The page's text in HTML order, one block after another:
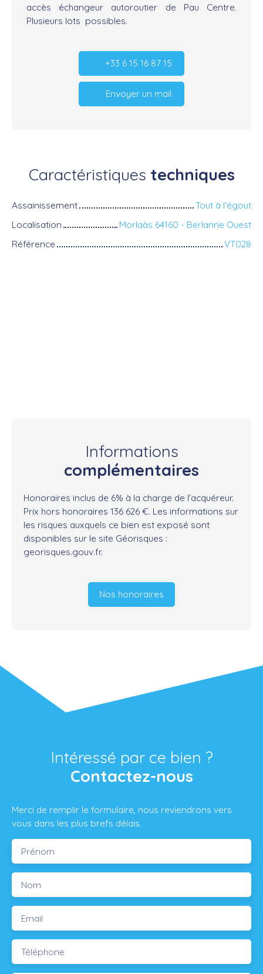
accès échangeur autoroutier de Pau Centre.
Plusieurs lots possibles.
+33 6 15 16 87 15
Envoyer un mail
Caractéristiques techniques
Assainissement
Tout à l'égout
Localisation
Morlaàs 64160 - Berlanne Ouest
Référence
VT028
Informations
complémentaires
Honoraires inclus de 6% à la charge de l'acquéreur.
Prix hors honoraires 136 626 €. Les informations sur
les risques auxquels ce bien est exposé sont
disponibles sur le site Géorisques :
georisques.gouv.fr.
Nos honoraires
Intéressé par ce bien ?
Contactez-nous
Merci de remplir le formulaire, nous reviendrons vers
vous dans les plus brefs délais.
Prénom
Nom
Email
Téléphone